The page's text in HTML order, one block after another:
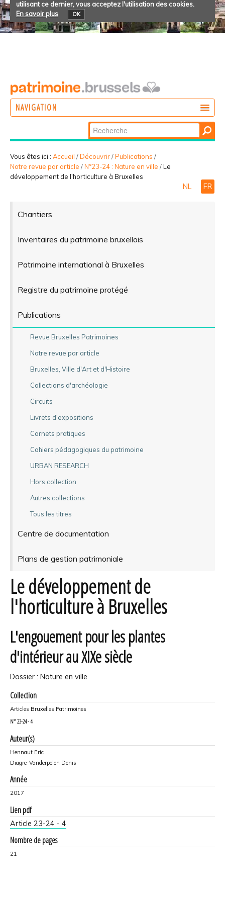
utilisant ce dernier, vous acceptez l'utilisation des cookies.
En savoir plus
OK
NAVIGATION
PARTICIPER
Chercher par
Recherche
avancée…
Vous êtes ici : Accueil /Découvrir/Publications /
Notre revue par article /N°23-24 : Nature en ville /Le
développement de l'horticulture à Bruxelles
NL FR
Chantiers
Inventaires du patrimoine bruxellois
Patrimoine international à Bruxelles
Registre du patrimoine protégé
Publications
Revue Bruxelles Patrimoines
Notre revue par article
Bruxelles, Ville d'Art et d'Histoire
Collections d'archéologie
Circuits
Livrets d'expositions
Carnets pratiques
Cahiers pédagogiques du patrimoine
URBAN RESEARCH
Hors collection
Autres collections
Tous les titres
Centre de documentation
Plans de gestion patrimoniale
Le développement de
l'horticulture à Bruxelles
L'engouement pour les plantes
d'intérieur au XIXe siècle
Dossier : Nature en ville
Collection
Articles Bruxelles Patrimoines
N° 23-24 - 4
Auteur(s)
Hennaut Eric
Diagre-Vanderpelen Denis
Année
2017
Lien pdf
Article 23-24 - 4
Nombre de pages
21